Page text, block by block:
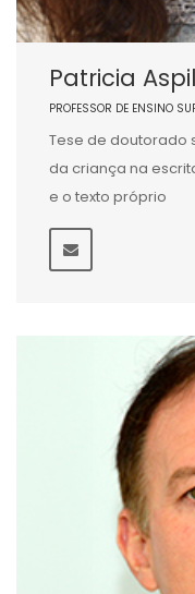
Patricia
PROFESSOR DE ENSINO
Tese de doutorado
da criança na
e o texto próprio